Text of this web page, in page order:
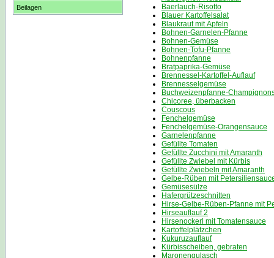
Beilagen
Baerlauch-Risotto
Blauer Kartoffelsalat
Blaukraut mit Äpfeln
Bohnen-Garnelen-Pfanne
Bohnen-Gemüse
Bohnen-Tofu-Pfanne
Bohnenpfanne
Bratpaprika-Gemüse
Brennessel-Kartoffel-Auflauf
Brennesselgemüse
Buchweizenpfanne-
Chicoree, überbacken
Couscous
Fenchelgemüse
Fenchelgemüse-Orangensauce
Garnelenpfanne
Gefüllte Tomaten
Gefüllte Zucchini mit Amaranth
Gefüllte Zwiebel mit Kürbis
Gefüllte Zwiebeln mit Amaranth
Gelbe-Rüben mit
Gemüsesülze
Hafergrützeschnitten
Hirse-Gelbe-Rüben-Pfanne mit
Hirseauflauf 2
Hirsenockerl mit Tomatensauce
Kartoffelplätzchen
Kukuruzauflauf
Kürbisscheiben, gebraten
Maronengulasch